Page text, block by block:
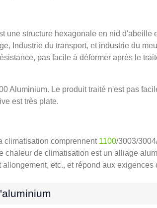
une structure hexagonale en nid
Industrie du transport, et industrie du
pas facile à déformer après le
Aluminium. Le produit traité n'est pas
est très plate.
climatisation comprennent 1100/3003/
chaleur de climatisation est un alliage
etc., et répond aux